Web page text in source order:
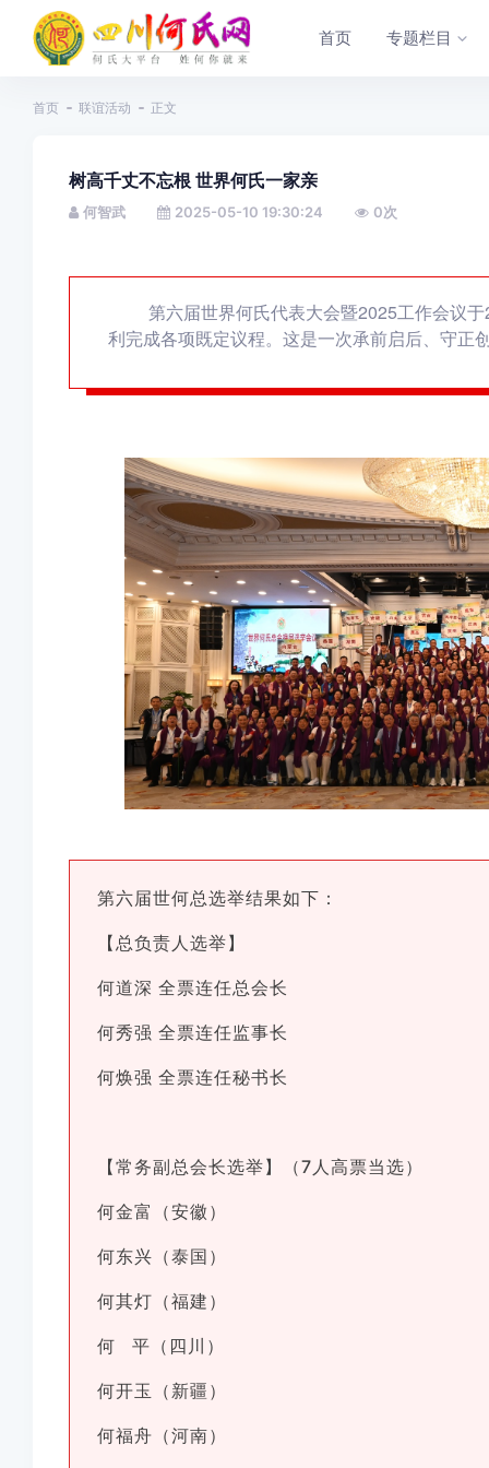
首页 专题栏目
首页 联谊活动 正文
树高千丈不忘根 世界何氏一家亲
何智武 2025-05-10 19:30:24 0次
第六届世界何氏代表大会暨2025工作会议
利完成各项既定议程。这是一次承前启后、守正
第六届世何总选举结果如下：
【总负责人选举】
何道深 全票连任总会长
何秀强 全票连任监事长
何焕强 全票连任秘书长
【常务副总会长选举】（7人高票当选）
何金富（安徽）
何东兴（泰国）
何其灯（福建）
何 平（四川）
何开玉（新疆）
何福舟（河南）